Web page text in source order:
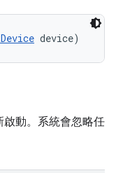
device)
動。系統會忽略任